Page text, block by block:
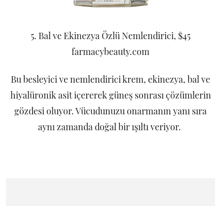
5. Bal ve Ekinezya Özlü Nemlendirici, $45
farmacybeauty.com
Bu besleyici ve nemlendirici krem, ekinezya, bal ve
hiyalüronik asit içererek güneş sonrası çözümlerin
gözdesi oluyor. Vücudunuzu onarmanın yanı sıra
aynı zamanda doğal bir ışıltı veriyor.